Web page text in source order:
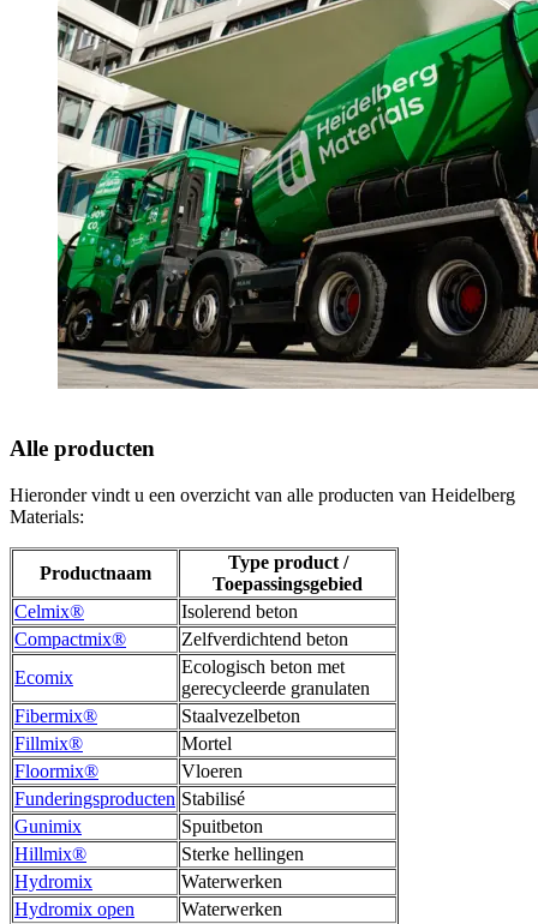
Alle producten
Hieronder vindt u een overzicht van alle producten van Heidelberg
Materials:
Productnaam
Type product /
Toepassingsgebied
Celmix®
Isolerend beton
Compactmix®
Zelfverdichtend beton
Ecomix
Ecologisch beton met
gerecycleerde granulaten
Fibermix®
Staalvezelbeton
Fillmix®
Mortel
Floormix®
Vloeren
Funderingsproducten Stabilisé
Gunimix
Spuitbeton
Hillmix®
Sterke hellingen
Hydromix
Waterwerken
Hydromix open
Waterwerken